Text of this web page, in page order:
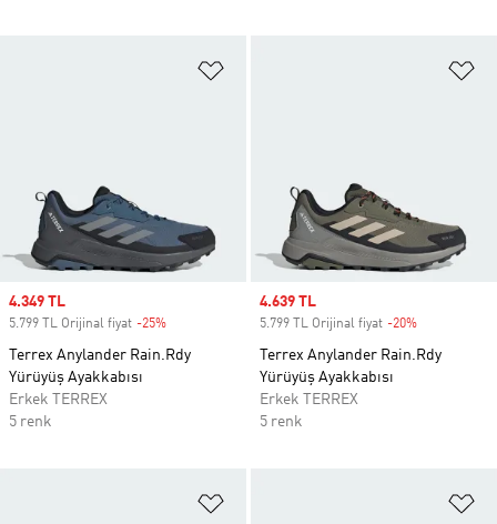
Sale price
4.349 TL
5.799 TL Orijinal fiyat -25%
Terrex Anylander Rain.Rdy
Yürüyüş Ayakkabısı
Erkek TERREX
5 renk
Sale price
4.639 TL
5.799 TL Orijinal fiyat -20%
Terrex Anylander Rain.Rdy
Yürüyüş Ayakkabısı
Erkek TERREX
5 renk